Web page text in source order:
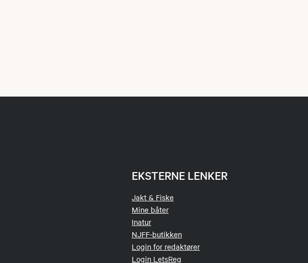
EKSTERNE LENKER
Jakt & Fiske
Mine båter
Inatur
NJFF-butikken
Login for redaktører
Login LetsReg